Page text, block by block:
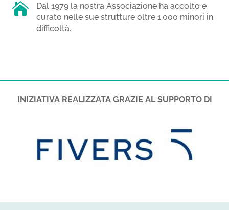

Dal 1979 la nostra Associazione ha accolto e
curato nelle sue strutture oltre 1.000 minori in
difficoltà.
INIZIATIVA REALIZZATA GRAZIE AL SUPPORTO DI